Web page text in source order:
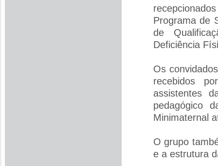
Programa de
de
Deficiência
Os
recebidos
assistentes
pedagógico
Minimaternal
O grupo
e a estrutura